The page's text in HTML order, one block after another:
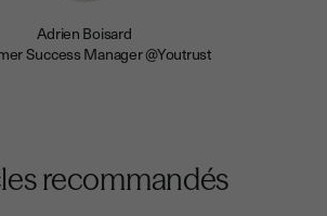
Adrien Boisard
Success Manager @Youtrust
recommandés